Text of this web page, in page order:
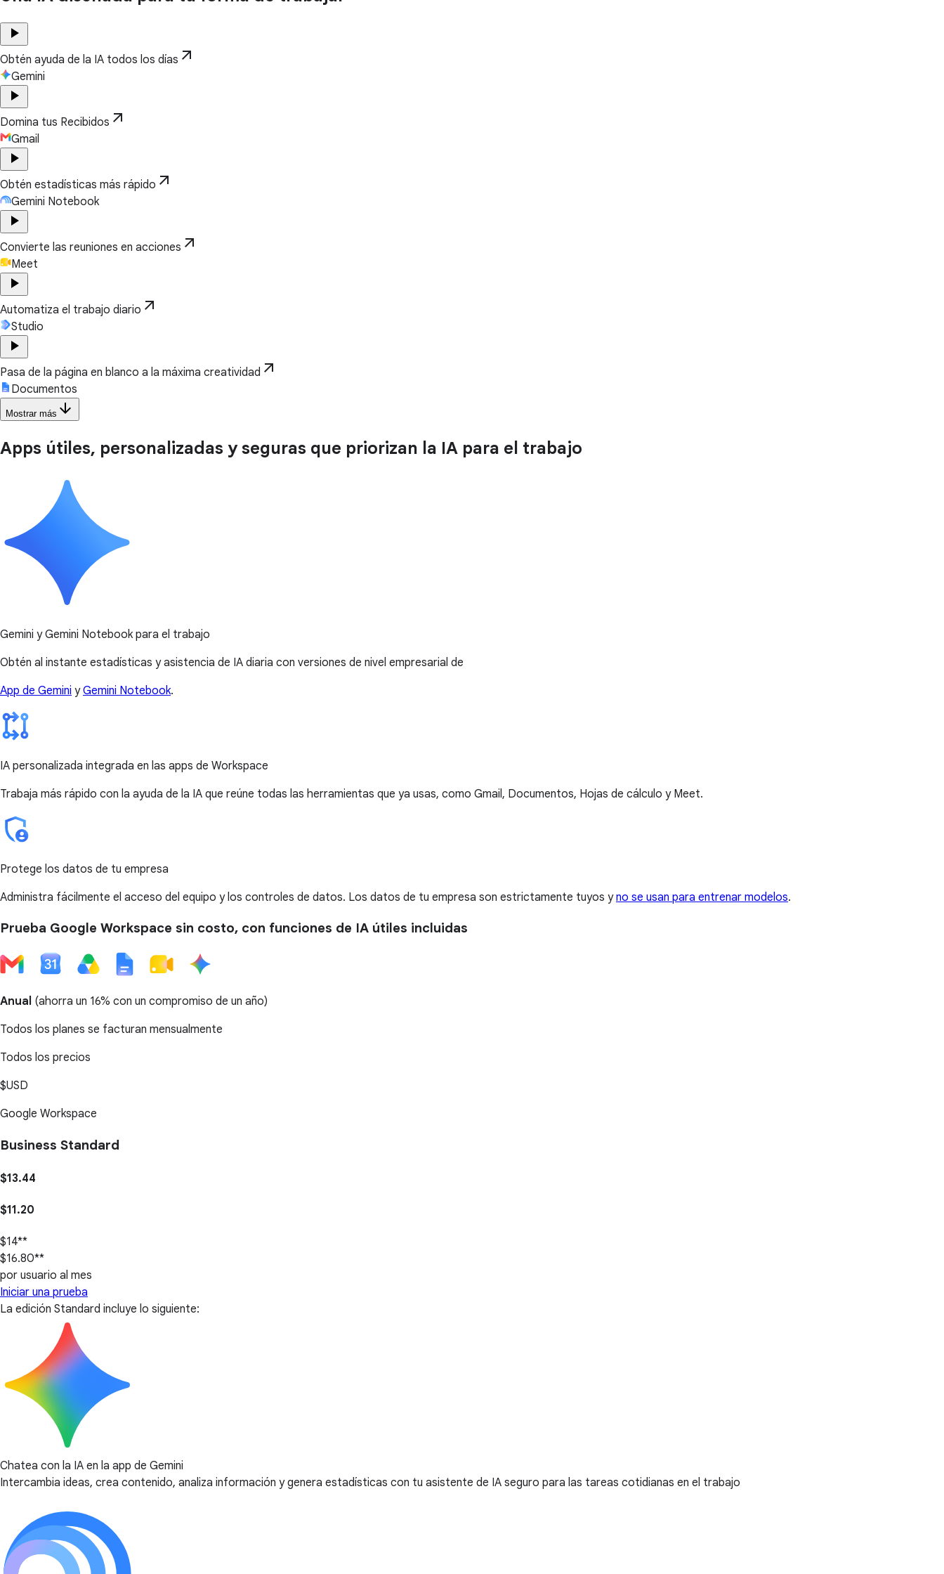
play_arrow
Obtén ayuda de la IA todos los días arrow_outward
Gemini
play_arrow
Domina tus Recibidos arrow_outward
Gmail
play_arrow
Obtén estadísticas más rápido arrow_outward
Gemini Notebook
play_arrow
Convierte las reuniones en acciones arrow_outward
Meet
play_arrow
Automatiza el trabajo diario arrow_outward
Studio
play_arrow
Pasa de la página en blanco a la máxima creatividad arrow_outward
Documentos
Mostrar más arrow_downward
Apps útiles, personalizadas y seguras que priorizan la IA para el trabajo
Gemini y Gemini Notebook para el trabajo
Obtén al instante estadísticas y asistencia de IA diaria con versiones de nivel empresarial de
App de Gemini yGemini Notebook.
IA personalizada integrada en las apps de Workspace
Trabaja más rápido con la ayuda de la IA que reúne todas las herramientas que ya usas, como Gmail, Documentos, Hojas de cálculo y Meet.
Protege los datos de tu empresa
Administra fácilmente el acceso del equipo y los controles de datos. Los datos de tu empresa son estrictamente tuyos yno se usan para entrenar modelos.
Prueba Google Workspace sin costo, con funciones de IA útiles incluidas
Anual (ahorra un 16% con un compromiso de un año)
Todos los planes se facturan mensualmente
Todos los precios
$USD
Google Workspace
Business Standard
$13.44
$11.20
$14**
$16.80**
por usuario al mes
Iniciar una prueba
La edición Standard incluye lo siguiente:
Chatea con la IA en la app de Gemini
Intercambia ideas, crea contenido, analiza información y genera estadísticas con tu asistente de IA seguro para las tareas cotidianas en el trabajo